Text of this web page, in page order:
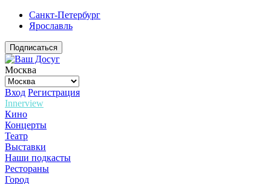
Санкт-Петербург
Ярославль
Подписаться
Москва
Вход Регистрация
Innerview
Кино
Концерты
Театр
Выставки
Наши подкасты
Рестораны
Город